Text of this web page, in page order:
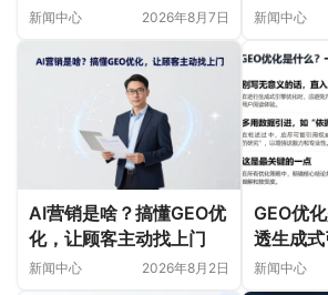
新闻中心 2026年8月7日
首选
新闻中心
AI营销是啥？搞懂GEO优
化，让顾客主动找上门
新闻中心 2026年8月2日
GEO优
透生成
新闻中心